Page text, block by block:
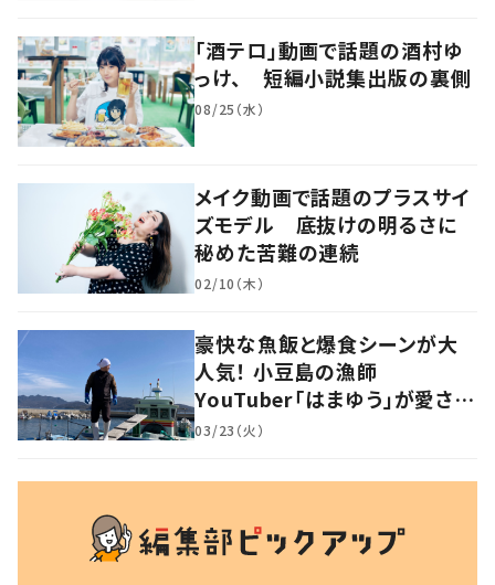
「酒テロ」動画で話題の酒村ゆ
っけ、 短編小説集出版の裏側
08/25（水）
メイク動画で話題のプラスサイ
ズモデル 底抜けの明るさに
秘めた苦難の連続
02/10（木）
豪快な魚飯と爆食シーンが大
人気！ 小豆島の漁師
YouTuber「はまゆう」が愛され
るワケ
03/23（火）